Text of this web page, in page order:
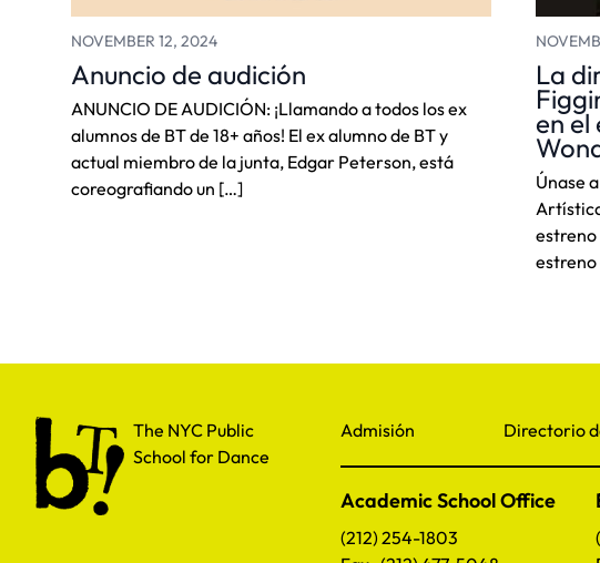
NOVEMBER 12, 2024
Anuncio de audición
ANUNCIO DE AUDICIÓN: ¡Llamando a todos los ex
alumnos de BT de 18+ años! El ex alumno de BT y
actual miembro de la junta, Edgar Peterson, está
coreografiando un […]
La
en el
Únase
The NYC Public School for Dance
The NYC Public
School for Dance
Admisión Directorio
Academic School Office
(212) 254-1803